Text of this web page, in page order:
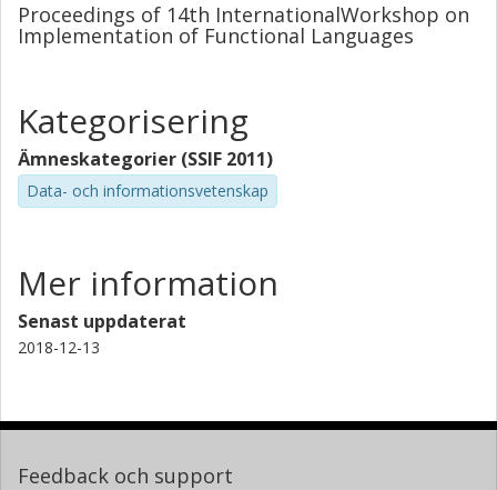
Proceedings of 14th InternationalWorkshop on
Implementation of Functional Languages
Kategorisering
Ämneskategorier (SSIF 2011)
Data- och informationsvetenskap
Mer information
Senast uppdaterat
2018-12-13
Feedback och support